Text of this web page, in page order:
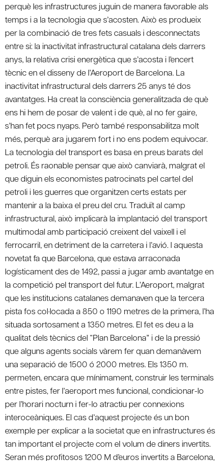
perquè les infrastructures juguin de manera favorable als
temps i a la tecnologia que s’acosten. Això es produeix
per la combinació de tres fets casuals i desconnectats
entre si: la inactivitat infrastructural catalana dels darrers
anys, la relativa crisi energètica que s’acosta i l’encert
tècnic en el disseny de l’Aeroport de Barcelona. La
inactivitat infrastructural dels darrers 25 anys té dos
avantatges. Ha creat la consciència generalitzada de què
ens hi hem de posar de valent i de què, al no fer gaire,
s’han fet pocs nyaps. Però també responsabilitza molt
més, perquè ara jugarem fort i no ens podem equivocar.
La tecnologia del transport es basa en preus barats del
petroli. És raonable pensar que això canviarà, malgrat el
que diguin els economistes patrocinats pel cartel del
petroli i les guerres que organitzen certs estats per
mantenir a la baixa el preu del cru. Traduït al camp
infrastructural, això implicarà la implantació del transport
multimodal amb participació creixent del vaixell i el
ferrocarril, en detriment de la carretera i l’avió. I aquesta
novetat fa que Barcelona, que estava arraconada
logísticament des de 1492, passi a jugar amb avantatge en
la competició pel transport del futur. L’Aeroport, malgrat
que les institucions catalanes demanaven que la tercera
pista fos col·locada a 850 o 1190 metres de la primera, l’ha
situada sortosament a 1350 metres. El fet es deu a la
qualitat dels tècnics del “Plan Barcelona” i de la pressió
que alguns agents socials vàrem fer quan demanàvem
una separació de 1500 ó 2000 metres. Els 1350 m.
permeten, encara que mínimament, construir les terminals
entre pistes, fer l’aeroport mes funcional, condicionar-lo
per l’horari nocturn i fer-lo atractiu per connexions
interoceàniques. El cas d’aquest projecte és un bon
exemple per explicar a la societat que en infrastructures és
tan important el projecte com el volum de diners invertits.
Seran més profitosos 1200 M d’euros invertits a Barcelona,